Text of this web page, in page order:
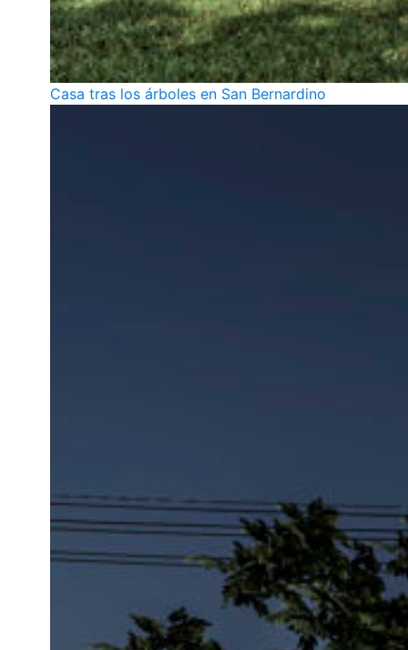
Casa tras los árboles en San Bernardino